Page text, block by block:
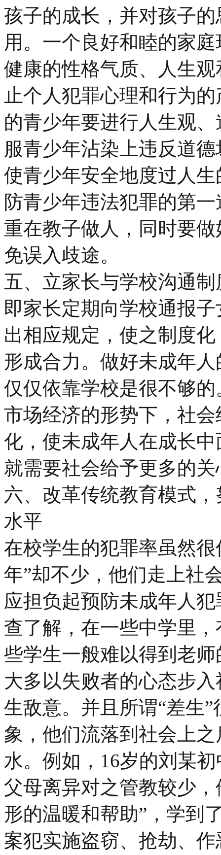
孩子的成长，并对孩子
用。一个良好和睦的家
健康的性格气质、人生
止个人犯罪心理和行为
的青少年要进行人生观
服青少年沾染上违反道
使青少年安全地度过人
防青少年违法犯罪的第
重在教子做人，同时要
免误入歧途。
五、立家长与学校沟通制
即家长定期向学校通报
出相应规定，使之制度
形成合力。做好未成年
仅仅依靠学校是很不够
市场经济的形势下，社
化，使未成年人在成长
就需要社会给予更多的
六、改革传统教育模式
水平
在校学生的犯罪率虽然
年”却不少，他们走上社
应担负起预防未成年人
查了解，在一些中学里
些学生一般难以得到老
大多以失败者的心态步
生敌意。并且所谓“差生
象，他们流落到社会上
水。例如，16岁的刘某
父母离异对之管教较少
形的温暖和帮助”，学到
案犯实施盗窃、抢劫、